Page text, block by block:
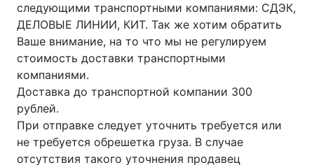
следующими транспортными компаниями: СДЭК,
ДЕЛОВЫЕ ЛИНИИ, КИТ. Так же хотим обратить
Ваше внимание, на то что мы не регулируем
стоимость доставки транспортными
компаниями.
Доставка до транспортной компании 300
рублей.
При отправке следует уточнить требуется или
не требуется обрешетка груза. В случае
отсутствия такого уточнения продавец